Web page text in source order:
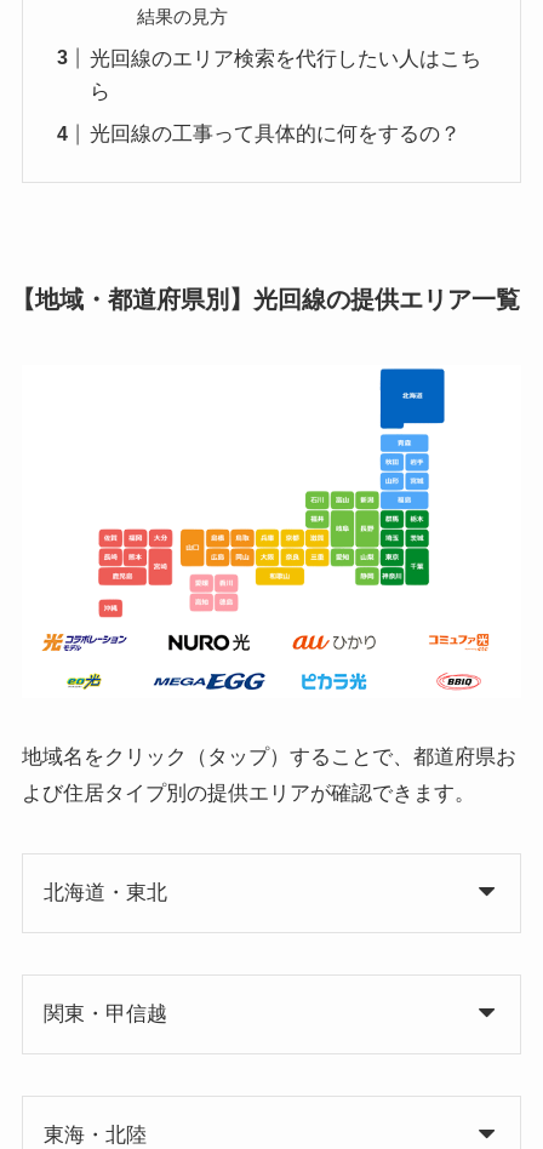
結果の見方
光回線のエリア検索を代行したい人はこち
ら
光回線の工事って具体的に何をするの？
【地域・都道府県別】光回線の提供エリア一覧
地域名をクリック（タップ）することで、都道府県お
よび住居タイプ別の提供エリアが確認できます。
北海道・東北
関東・甲信越
東海・北陸